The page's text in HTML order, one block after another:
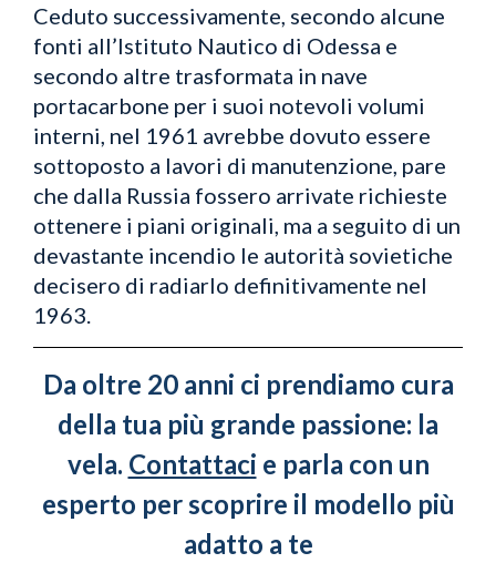
Ceduto successivamente, secondo alcune
fonti all’Istituto Nautico di Odessa e
secondo altre trasformata in nave
portacarbone per i suoi notevoli volumi
interni, nel 1961 avrebbe dovuto essere
sottoposto a lavori di manutenzione, pare
che dalla Russia fossero arrivate richieste
ottenere i piani originali, ma a seguito di un
devastante incendio le autorità sovietiche
decisero di radiarlo definitivamente nel
1963.
Da oltre 20 anni ci prendiamo cura
della tua più grande passione: la
vela. Contattaci e parla con un
esperto per scoprire il modello più
adatto a te